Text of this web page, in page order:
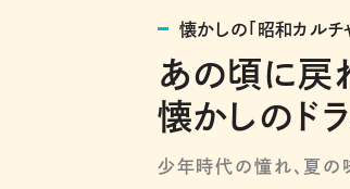
懐かしの「昭和カルチ
あの頃に戻
懐かしのド
少年時代の憧れ、夏